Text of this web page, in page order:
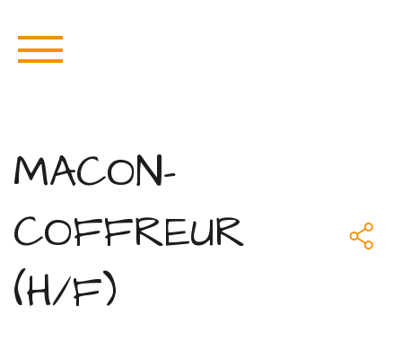
MACON-
COFFREUR
(H/F)